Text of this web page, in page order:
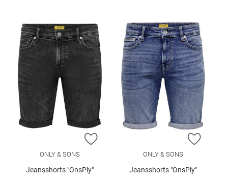
ZUR WUNSCHLISTE HINZUFÜGEN
ONLY & SONS
Jeansshorts "OnsPly"
ZUR
ONLY & SONS
Jeansshorts "OnsPly"